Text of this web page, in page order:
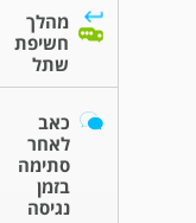
מהלך
חשיפת
שתל
כאב
לאחר
סתימה
בזמן
נגיסה